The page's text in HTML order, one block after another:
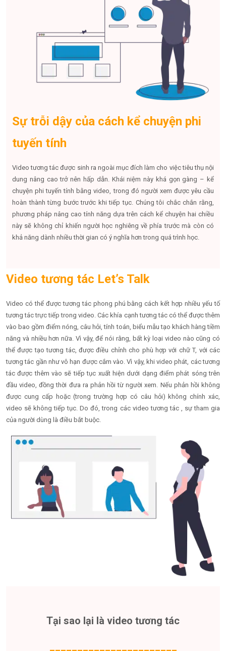
Sự trỗi dậy của cách kể chuyện phi
tuyến tính
Video tương tác được sinh ra ngoài mục đích làm cho việc tiêu thụ nội
dung nâng cao trở nên hấp dẫn. Khái niệm này khá gọn gàng – kể
chuyện phi tuyến tính bằng video, trong đó người xem được yêu cầu
hoàn thành từng bước trước khi tiếp tục. Chúng tôi chắc chắn rằng,
phương pháp nâng cao tính năng dựa trên cách kể chuyện hai chiều
này sẽ không chỉ khiến người học nghiêng về phía trước mà còn có
khả năng dành nhiều thời gian có ý nghĩa hơn trong quá trình học.
Video tương tác Let’s Talk
Video có thể được tương tác phong phú bằng cách kết hợp nhiều yếu tố
tương tác trực tiếp trong video. Các khía cạnh tương tác có thể được thêm
vào bao gồm điểm nóng, câu hỏi, tính toán, biểu mẫu tạo khách hàng tiềm
năng và nhiều hơn nữa. Vì vậy, để nói rằng, bất kỳ loại video nào cũng có
thể được tạo tương tác, được điều chỉnh cho phù hợp với chữ T, với các
tương tác gần như vô hạn được cắm vào. Vì vậy, khi video phát, các tương
tác được thêm vào sẽ tiếp tục xuất hiện dưới dạng điểm phát sóng trên
đầu video, đồng thời đưa ra phản hồi từ người xem. Nếu phản hồi không
được cung cấp hoặc (trong trường hợp có câu hỏi) không chính xác,
video sẽ không tiếp tục. Do đó, trong các video tương tác , sự tham gia
của người dùng là điều bắt buộc.
Tại sao lại là video tương tác